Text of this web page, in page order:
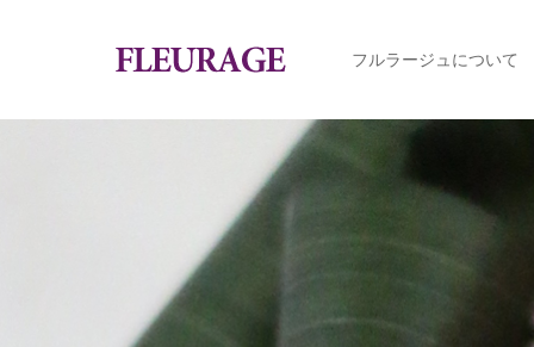
フルラージュについて